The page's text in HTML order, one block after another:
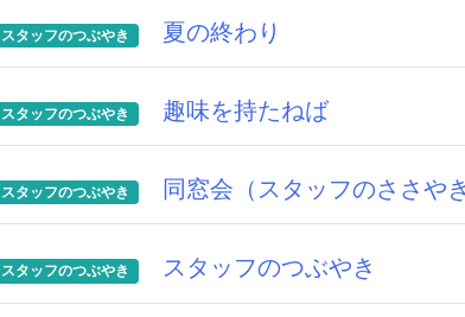
スタッフのつぶやき 夏の終わり
スタッフのつぶやき 趣味を持たねば
スタッフのつぶやき 同窓会（スタッフのささやき
スタッフのつぶやき スタッフのつぶやき